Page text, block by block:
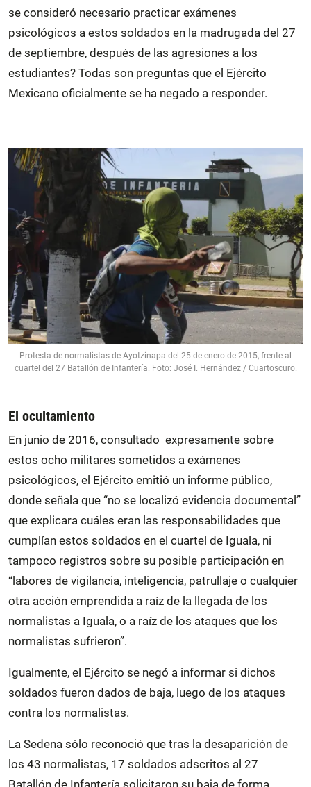
se consideró necesario practicar exámenes
psicológicos a estos soldados en la madrugada del 27
de septiembre, después de las agresiones a los
estudiantes? Todas son preguntas que el Ejército
Mexicano oficialmente se ha negado a responder.
Protesta de normalistas de Ayotzinapa del 25 de enero de 2015, frente al
cuartel del 27 Batallón de Infantería. Foto: José I. Hernández / Cuartoscuro.
El ocultamiento
En junio de 2016, consultado expresamente sobre
estos ocho militares sometidos a exámenes
psicológicos, el Ejército emitió un informe público,
donde señala que “no se localizó evidencia documental”
que explicara cuáles eran las responsabilidades que
cumplían estos soldados en el cuartel de Iguala, ni
tampoco registros sobre su posible participación en
“labores de vigilancia, inteligencia, patrullaje o cualquier
otra acción emprendida a raíz de la llegada de los
normalistas a Iguala, o a raíz de los ataques que los
normalistas sufrieron”.
Igualmente, el Ejército se negó a informar si dichos
soldados fueron dados de baja, luego de los ataques
contra los normalistas.
La Sedena sólo reconoció que tras la desaparición de
los 43 normalistas, 17 soldados adscritos al 27